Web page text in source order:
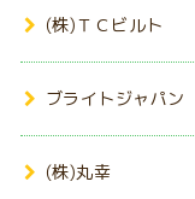
(株)ＴＣビルト
ブライトジャパン
(株)丸幸